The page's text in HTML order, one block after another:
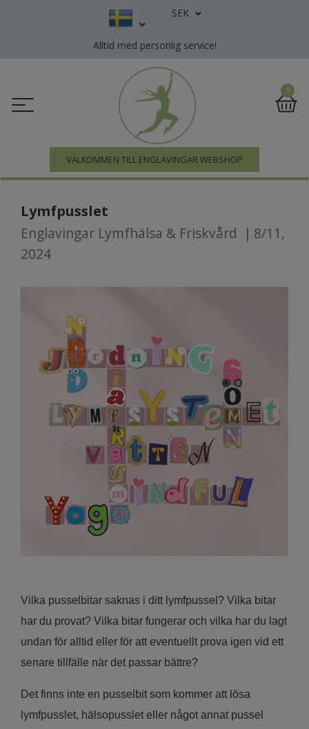
SEK
Alltid med personlig service!
VÄLKOMMEN TILL ENGLAVINGAR WEBSHOP
0
Lymfpusslet
Englavingar Lymfhälsa & Friskvård | 8/11,
2024
Vilka pusselbitar saknas i ditt lymfpussel? Vilka bitar
har du provat? Vilka bitar fungerar och vilka har du lagt
undan för alltid eller för att eventuellt prova igen vid ett
senare tillfälle när det passar bättre?
Det finns inte en pusselbit som kommer att lösa
lymfpusslet, hälsopusslet eller något annat pussel